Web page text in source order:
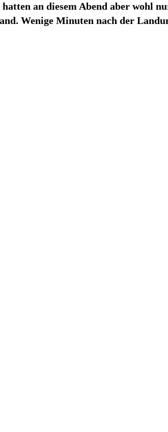
an diesem Abend aber wohl
Wenige Minuten nach der